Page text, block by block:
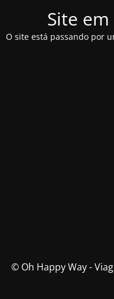
Site
O site está passando por
© Oh Happy Way -